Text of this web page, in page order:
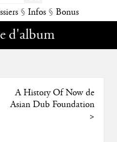
§ Infos § Bonus
d'album
A History Of Now de
Asian Dub Foundation
>